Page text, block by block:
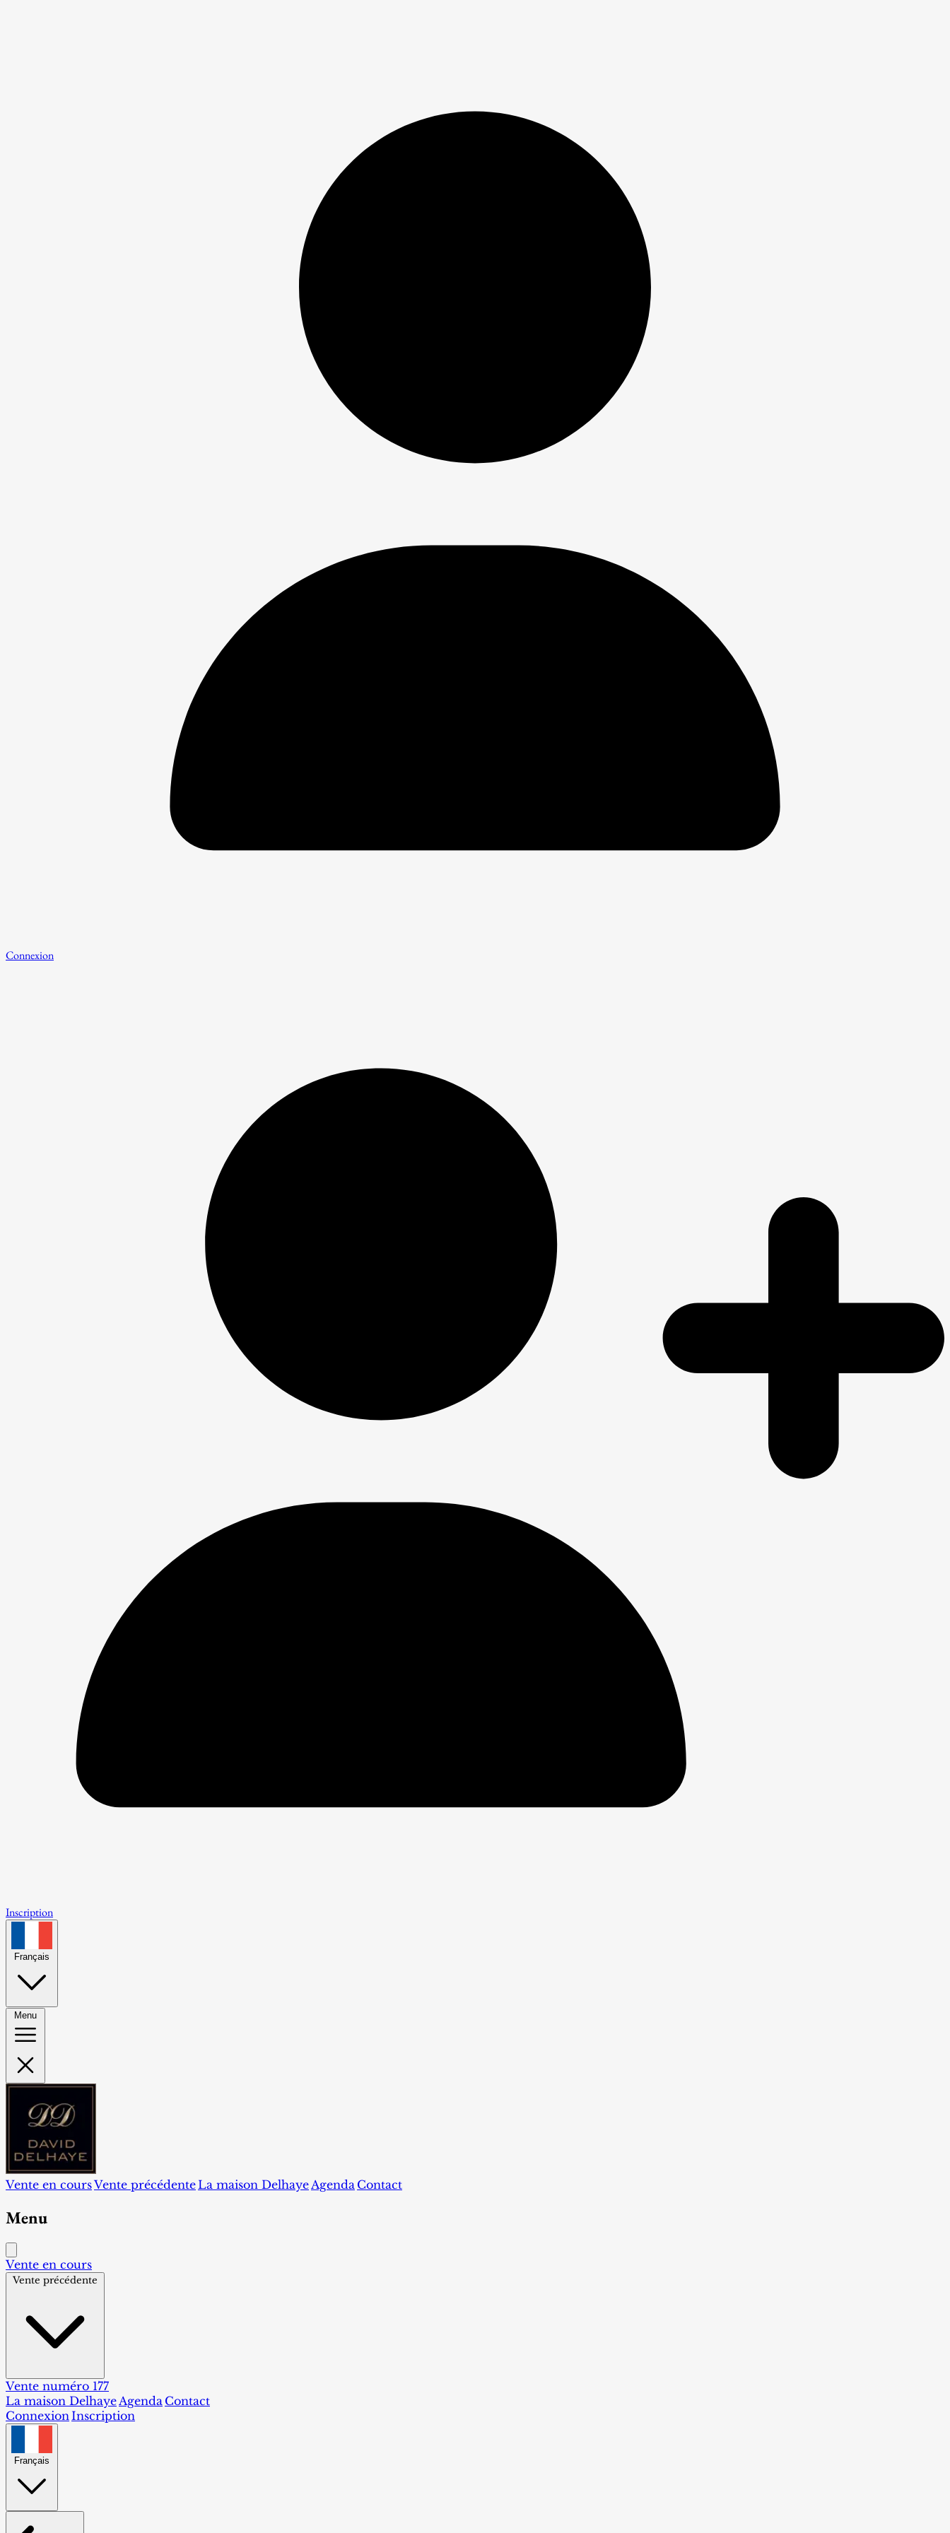
Connexion
Inscription
Français
Menu
Vente en coursVente précédente La maison Delhaye Agenda Contact
Menu
Vente en cours
Vente précédente
Vente numéro 177
La maison DelhayeAgenda Contact
ConnexionInscription
Français